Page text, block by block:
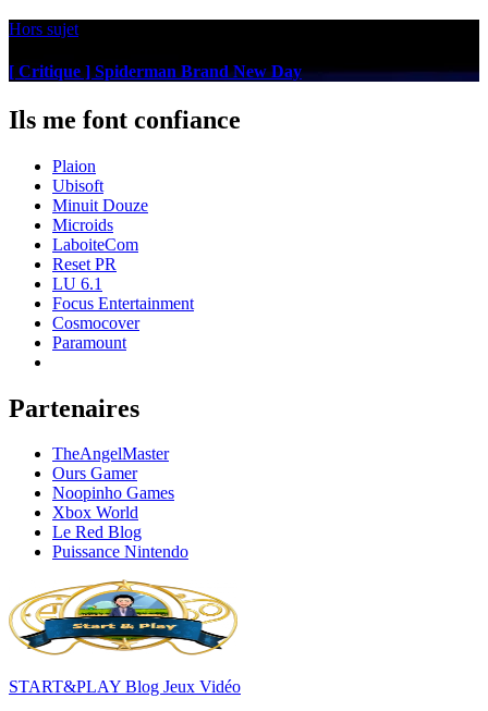
Hors sujet
[ Critique ] Spiderman Brand New Day
Ils me font confiance
Plaion
Ubisoft
Minuit Douze
Microids
LaboiteCom
Reset PR
LU 6.1
Focus Entertainment
Cosmocover
Paramount
Partenaires
TheAngelMaster
Ours Gamer
Noopinho Games
Xbox World
Le Red Blog
Puissance Nintendo
START&PLAY Blog Jeux Vidéo